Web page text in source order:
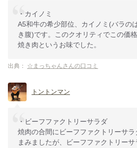
・カイノミ
A5和牛の希少部位、カイノミ(バラの
き腹)です。このクオリティでこの価
焼き肉というお味でした。
出典： ☆まっちゃんさんの口コミ
トントンマン
・ビーフファクトリーサラダ
焼肉の合間にビーフファクトリーサ
まみましたが、ビーフファクトリー